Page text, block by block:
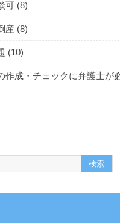
可 (8)
産 (8)
(10)
作成・チェックに弁護士が